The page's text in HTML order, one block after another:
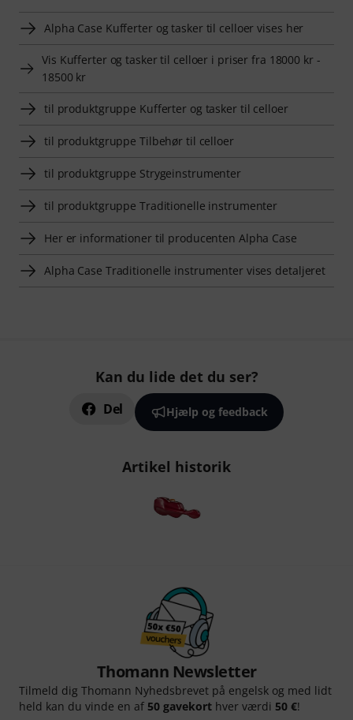
Alpha Case Kufferter og tasker til celloer vises her
Vis Kufferter og tasker til celloer i priser fra 18000 kr -
18500 kr
til produktgruppe Kufferter og tasker til celloer
til produktgruppe Tilbehør til celloer
til produktgruppe Strygeinstrumenter
til produktgruppe Traditionelle instrumenter
Her er informationer til producenten Alpha Case
Alpha Case Traditionelle instrumenter vises detaljeret
Kan du lide det du ser?
Del Hjælp og feedback
Artikel historik
Thomann Newsletter
Tilmeld dig Thomann Nyhedsbrevet på engelsk og med lidt
held kan du vinde en af 50 gavekort hver værdi 50 €!